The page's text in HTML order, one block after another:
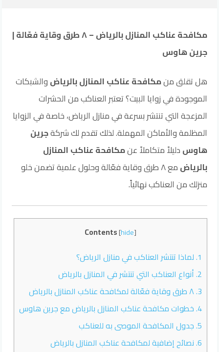
مكافحة عناكب المنازل بالرياض – ٨ طرق وقاية فعّالة |
جرين هاوس
هل تقلق منمكافحة عناكب المنازل بالرياضوالشبكات
الموجودة في زوايا البيت؟ تعتبر العناكب من الحشرات
المزعجة التي تنتشر بسرعة في منازل الرياض، خاصة في الزوايا
المظلمة والأماكن المهملة. لذلك تقدم لك شركةجرين
هاوسدليلاً متكاملاً عنمكافحة عناكب المنازل
بالرياض
مع ٨ طرق وقاية فعّالة وحلول علمية تضمن خلو
منزلك من العناكب نهائياً.
Contents[hide]
1. لماذا تنتشر العناكب في منازل الرياض؟
2. أنواع العناكب التي تنتشر في المنازل بالرياض
3. ٨ طرق وقاية فعّالة لمكافحة عناكب المنازل بالرياض
4. خطوات مكافحة عناكب المنازل بالرياض مع جرين هاوس
5. جدول المكافحة الموصى به للعناكب
6. نصائح إضافية لمكافحة عناكب المنازل بالرياض